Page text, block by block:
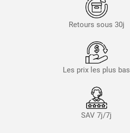
Retours sous 30j
Les prix les plus bas
SAV 7j/7j